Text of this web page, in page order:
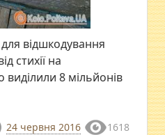
відшкодування
стихії на
8 мільйонів
24 червня 2016 1618